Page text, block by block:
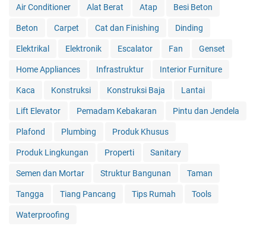
Air Conditioner Alat Berat Atap Besi Beton
Beton Carpet Cat dan Finishing Dinding
Elektrikal Elektronik Escalator Fan Genset
Home Appliances Infrastruktur Interior Furniture
Kaca Konstruksi Konstruksi Baja Lantai
Lift Elevator Pemadam Kebakaran Pintu dan Jendela
Plafond Plumbing Produk Khusus
Produk Lingkungan Properti Sanitary
Semen dan Mortar Struktur Bangunan Taman
Tangga Tiang Pancang Tips Rumah Tools
Waterproofing